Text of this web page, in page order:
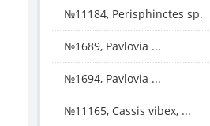
№11184, Perisphinctes sp.
№1689, Pavlovia ...
№1694, Pavlovia ...
№11165, Cassis vibex, ...